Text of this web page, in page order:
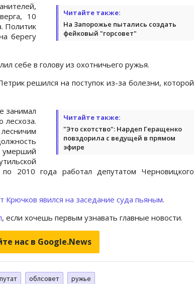
Читайте также:
На Запорожье пытались создать
фейковый "горсовет"
10
Политик
берегу
себе в голову из охотничьего ружья.
решился на поступок из-за болезни, которой
Читайте также:
"Это скотство": Нардеп Геращенко
повздорила с ведущей в прямом
эфире
занимал
лесхоза.
умерший
2010 года работал депутатом Черновицкого
Крючков явился на заседание суда пьяным.
, если хочешь первым узнавать главные новости.
нас в Google.News
облсовет ружье